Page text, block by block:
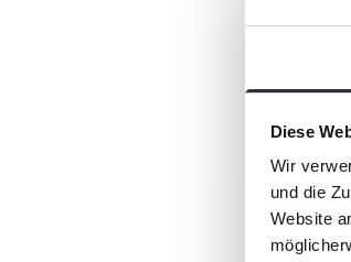
Diese
Wir
und die
Website